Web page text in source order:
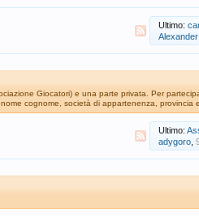
Ultimo:
Alexander
Giocatori) e una parte privata. Per
cognome, società di appartenenza, provincia
Ultimo:
adygoro